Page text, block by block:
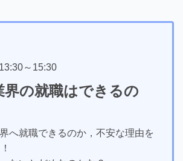
13:30～ 15:30
界の就職はできるの
へ就職できるのか，不安な理由を